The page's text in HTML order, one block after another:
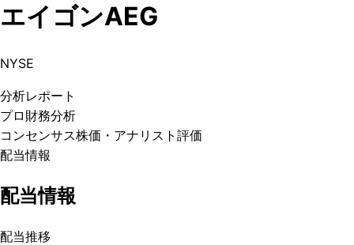
エイゴンAEG
NYSE
分析レポート
プロ 財務分析
コンセンサス株価 ・アナリスト評価
配当情報
配当情報
配当推移